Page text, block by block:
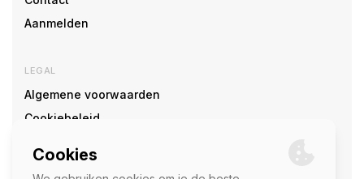
Aanmelden
LEGAL
Algemene voorwaarden
Cookiebeleid